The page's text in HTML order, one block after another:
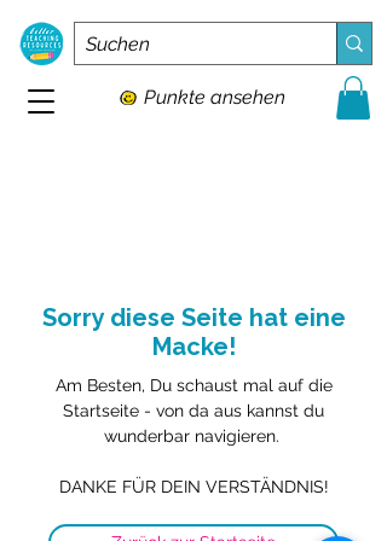
Punkte ansehen
Sorry diese Seite hat eine
Macke!
Am Besten, Du schaust mal auf die
Startseite - von da aus kannst du
wunderbar navigieren.
DANKE FÜR DEIN VERSTÄNDNIS!